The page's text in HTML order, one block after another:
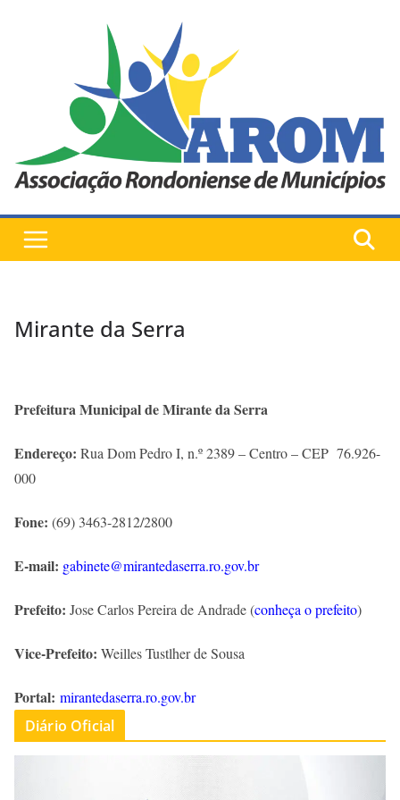
Mirante da Serra
Prefeitura Municipal de Mirante da Serra
Endereço: Rua Dom Pedro I, n.º 2389 – Centro – CEP 76.926-
000
Fone: (69) 3463-2812/2800
E-mail: gabinete@mirantedaserra.ro.gov.br
Prefeito: Jose Carlos Pereira de Andrade (conheça o prefeito)
Vice-Prefeito: Weilles Tustlher de Sousa
Portal: mirantedaserra.ro.gov.br
Diário Oficial